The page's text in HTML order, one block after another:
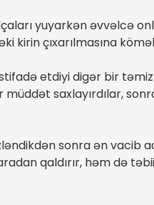
yuyarkən əvvəlcə
kirin çıxarılmasına
etdiyi digər bir
saxlayırdılar,
sonra ən vacib
qaldırır, həm də